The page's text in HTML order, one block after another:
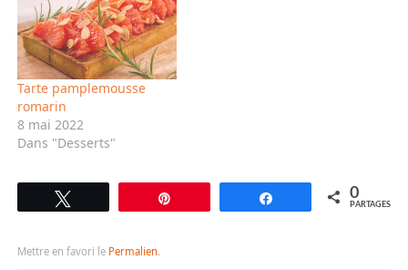
Tarte pamplemousse
romarin
8 mai 2022
Dans "Desserts"
Partagez 0
PARTAGES
Mettre en favori le Permalien.